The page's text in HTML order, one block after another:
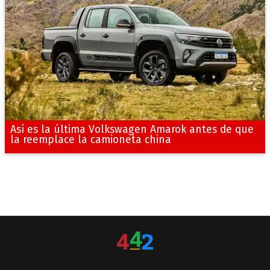
Así es la última Volkswagen Amarok antes de que
la reemplace la camioneta china